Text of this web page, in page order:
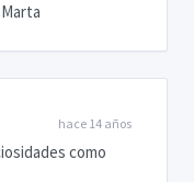
hace 14 años
como